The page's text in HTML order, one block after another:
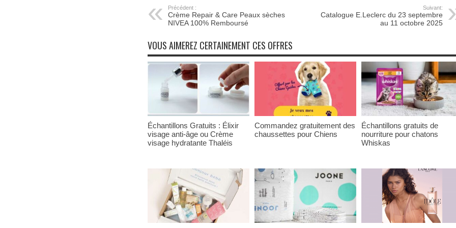
Précédent :
Crème Repair & Care Peaux sèches
NIVEA 100% Remboursé
Suivant:
Catalogue E.Leclerc du 23 septembre
au 11 octobre 2025
VOUS AIMEREZ CERTAINEMENT CES OFFRES
Échantillons Gratuits : Élixir
visage anti-âge ou Crème
visage hydratante Thaléis
Commandez gratuitement des
chaussettes pour Chiens
Échantillons gratuits de
nourriture pour chatons
Whiskas